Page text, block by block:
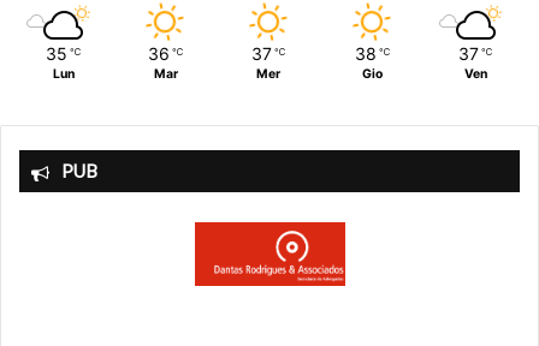
35 ℃
Lun
36 ℃
Mar
37 ℃
Mer
38 ℃
Gio
37 ℃
Ven
PUB